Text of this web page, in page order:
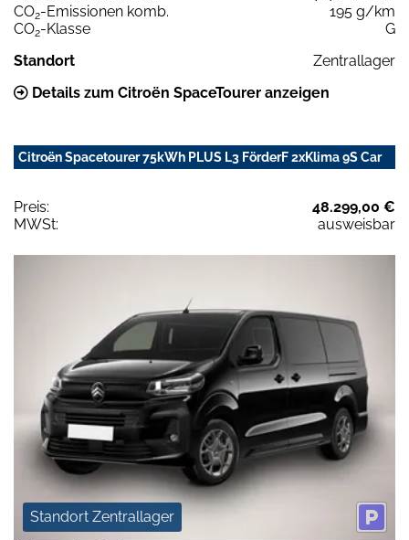
CO2-Emissionen komb.
195 g/km
CO2-Klasse
G
Standort
Zentrallager
Details zum Citroën SpaceTourer anzeigen
Citroën Spacetourer 75kWh PLUS L3 FörderF 2xKlima 9S Car
Preis:
48.299,00 €
MWSt:
ausweisbar
Standort Zentrallager